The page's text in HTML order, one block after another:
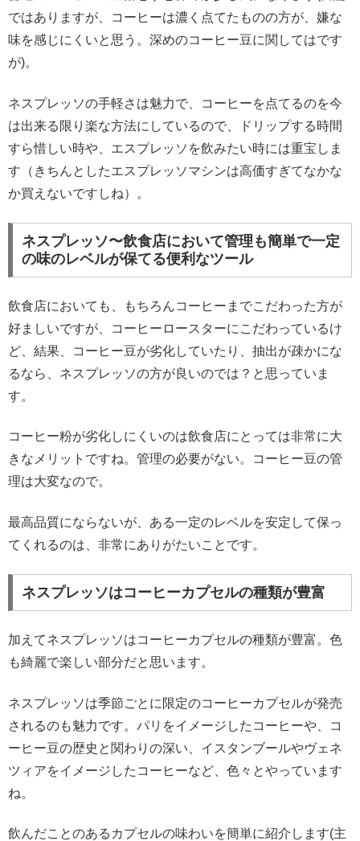
ではありますが、コーヒーは濃く点てたものの方が、嫌な
味を感じにくいと思う。深めのコーヒー豆に関してはです
が)。
ネスプレッソの手軽さは魅力で、コーヒーを点てるのを今
は出来る限り楽な方法にしているので、ドリップする時間
すら惜しい時や、エスプレッソを飲みたい時には重宝しま
す（きちんとしたエスプレッソマシンは高価すぎてなかな
か買えないですしね）。
ネスプレッソ〜飲食店において管理も簡単で一定
の味のレベルが保てる便利なツール
飲食店においても、もちろんコーヒーまでこだわった方が
好ましいですが、コーヒーロースターにこだわっているけ
ど、結果、コーヒー豆が劣化していたり、抽出が疎かにな
るなら、ネスプレッソの方が良いのでは？と思っていま
す。
コーヒー粉が劣化しにくいのは飲食店にとっては非常に大
きなメリットですね。管理の必要がない。コーヒー豆の管
理は大変なので。
最高品質にならないが、ある一定のレベルを安定して保っ
てくれるのは、非常にありがたいことです。
ネスプレッソはコーヒーカプセルの種類が豊富
加えてネスプレッソはコーヒーカプセルの種類が豊富。色
も綺麗で楽しい部分だと思います。
ネスプレッソは季節ごとに限定のコーヒーカプセルが発売
されるのも魅力です。パリをイメージしたコーヒーや、コ
ーヒー豆の歴史と関わりの深い、イスタンブールやヴェネ
ツィアをイメージしたコーヒーなど、色々とやっています
ね。
飲んだことのあるカプセルの味わいを簡単に紹介します(主